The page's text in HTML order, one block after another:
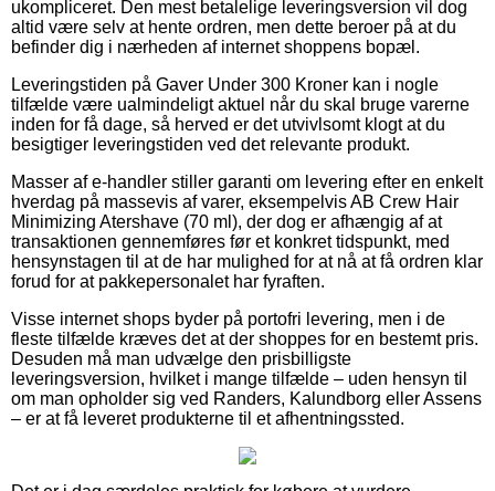
ukompliceret. Den mest betalelige leveringsversion vil dog
altid være selv at hente ordren, men dette beroer på at du
befinder dig i nærheden af internet shoppens bopæl.
Leveringstiden på Gaver Under 300 Kroner kan i nogle
tilfælde være ualmindeligt aktuel når du skal bruge varerne
inden for få dage, så herved er det utvivlsomt klogt at du
besigtiger leveringstiden ved det relevante produkt.
Masser af e-handler stiller garanti om levering efter en enkelt
hverdag på massevis af varer, eksempelvis AB Crew Hair
Minimizing Atershave (70 ml), der dog er afhængig af at
transaktionen gennemføres før et konkret tidspunkt, med
hensynstagen til at de har mulighed for at nå at få ordren klar
forud for at pakkepersonalet har fyraften.
Visse internet shops byder på portofri levering, men i de
fleste tilfælde kræves det at der shoppes for en bestemt pris.
Desuden må man udvælge den prisbilligste
leveringsversion, hvilket i mange tilfælde – uden hensyn til
om man opholder sig ved Randers, Kalundborg eller Assens
– er at få leveret produkterne til et afhentningssted.